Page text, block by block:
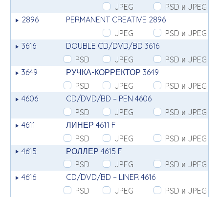
JPEG
PSD и JPEG
2896
PERMANENT CREATIVE 2896
JPEG
PSD и JPEG
3616
DOUBLE CD/DVD/BD 3616
PSD
JPEG
PSD и JPEG
3649
РУЧКА-КОРРЕКТОР 3649
PSD
JPEG
PSD и JPEG
4606
CD/DVD/BD – PEN 4606
PSD
JPEG
PSD и JPEG
4611
ЛИНЕР 4611 F
PSD
JPEG
PSD и JPEG
4615
РОЛЛЕР 4615 F
PSD
JPEG
PSD и JPEG
4616
CD/DVD/BD – LINER 4616
PSD
JPEG
PSD и JPEG